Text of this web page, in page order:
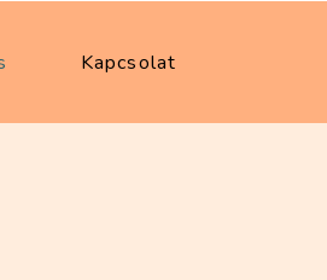
Kapcsolat